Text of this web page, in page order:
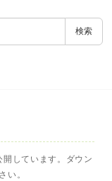
検索
しています。ダウン
い。